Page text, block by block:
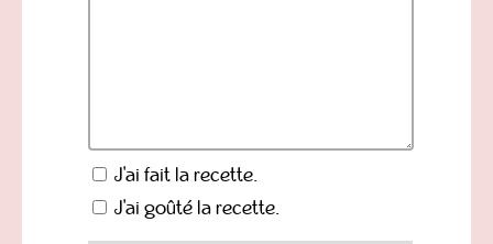
J'ai fait la recette.
J'ai goûté la recette.